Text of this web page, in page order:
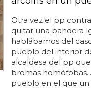
Otra vez el pp
quitar una bandera
hablábamos del
pueblo del interior
alcaldesa del pp
bromas
pueblo en el que